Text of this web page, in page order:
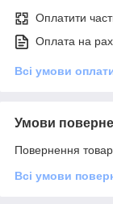
Оплатити
Оплата на
Всі умови
Умови
Повернення
Всі умови